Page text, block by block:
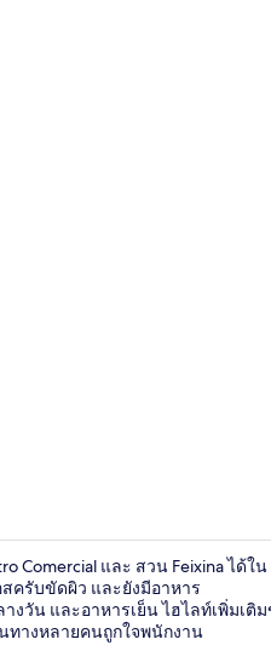
Comercial และ สวน Feixina ได้ใน
ครับขัดผิว และยังมีอาหาร
งวัน และอาหารเย็น ไฮไลท์เพิ่มเติ
ทางหลายคนถูกใจพนักงาน